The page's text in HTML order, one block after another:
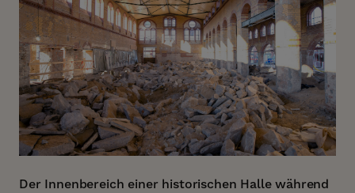
Der Innenbereich einer historischen Halle während